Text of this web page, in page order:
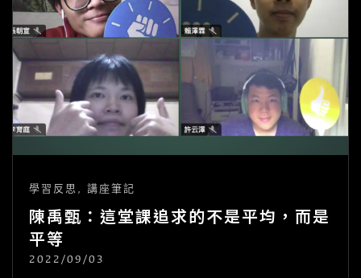
學習反思 , 講座筆記
陳禹甄：這堂課追求的不是平均，而是
平等
POSTED
2022/09/03